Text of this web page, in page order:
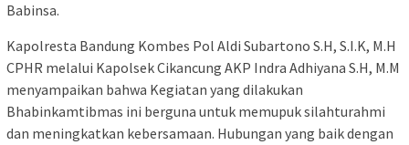
Babinsa.
Kapolresta Bandung Kombes Pol Aldi Subartono S.H, S.I.K, M.H
CPHR melalui Kapolsek Cikancung AKP Indra Adhiyana S.H, M.M
menyampaikan bahwa Kegiatan yang dilakukan
Bhabinkamtibmas ini berguna untuk memupuk silahturahmi
dan meningkatkan kebersamaan. Hubungan yang baik dengan